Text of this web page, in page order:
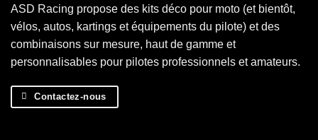
ASD Racing propose des kits déco pour moto (et bientôt,
vélos, autos, kartings et équipements du pilote) et des
combinaisons sur mesure, haut de gamme et
personnalisables pour pilotes professionnels et amateurs.
Contactez-nous